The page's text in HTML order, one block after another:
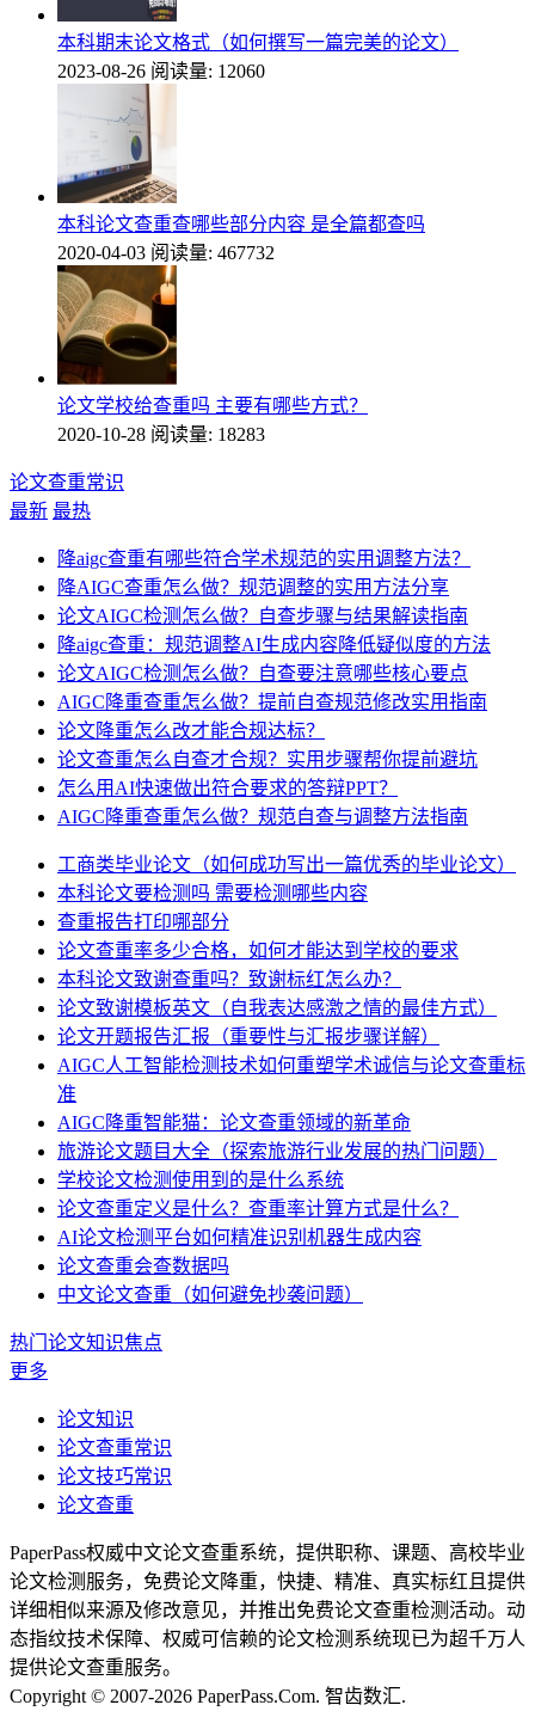
本科期末论文格式（如何撰写一篇完美的论文）
2023-08-26 阅读量: 12060
本科论文查重查哪些部分内容 是全篇都查吗
2020-04-03 阅读量: 467732
论文学校给查重吗 主要有哪些方式？
2020-10-28 阅读量: 18283
论文查重常识
最新 最热
降aigc查重有哪些符合学术规范的实用调整方法？
降AIGC查重怎么做？规范调整的实用方法分享
论文AIGC检测怎么做？自查步骤与结果解读指南
降aigc查重：规范调整AI生成内容降低疑似度的方法
论文AIGC检测怎么做？自查要注意哪些核心要点
AIGC降重查重怎么做？提前自查规范修改实用指南
论文降重怎么改才能合规达标？
论文查重怎么自查才合规？实用步骤帮你提前避坑
怎么用AI快速做出符合要求的答辩PPT？
AIGC降重查重怎么做？规范自查与调整方法指南
工商类毕业论文（如何成功写出一篇优秀的毕业论文）
本科论文要检测吗 需要检测哪些内容
查重报告打印哪部分
论文查重率多少合格，如何才能达到学校的要求
本科论文致谢查重吗？致谢标红怎么办？
论文致谢模板英文（自我表达感激之情的最佳方式）
论文开题报告汇报（重要性与汇报步骤详解）
AIGC人工智能检测技术如何重塑学术诚信与论文查重标
准
AIGC降重智能猫：论文查重领域的新革命
旅游论文题目大全（探索旅游行业发展的热门问题）
学校论文检测使用到的是什么系统
论文查重定义是什么？查重率计算方式是什么？
AI论文检测平台如何精准识别机器生成内容
论文查重会查数据吗
中文论文查重（如何避免抄袭问题）
热门论文知识焦点
更多
论文知识
论文查重常识
论文技巧常识
论文查重
PaperPass权威中文论文查重系统，提供职称、课题、高校毕业
论文检测服务，免费论文降重，快捷、精准、真实标红且提供
详细相似来源及修改意见，并推出免费论文查重检测活动。动
态指纹技术保障、权威可信赖的论文检测系统现已为超千万人
提供论文查重服务。
Copyright © 2007-2026 PaperPass.Com. 智齿数汇.